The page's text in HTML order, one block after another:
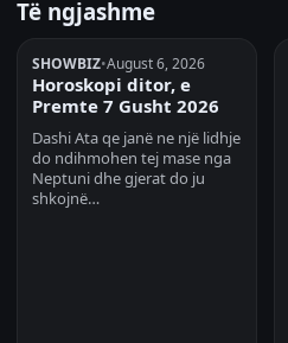
Të ngjashme
SHOWBIZ•August 6, 2026
Horoskopi ditor, e
Premte 7 Gusht 2026
Dashi Ata qe janë ne një lidhje
do ndihmohen tej mase nga
Neptuni dhe gjerat do ju
shkojnë…